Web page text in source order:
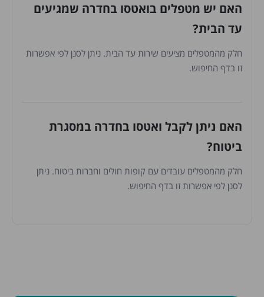
האם יש מטפלים בואטסו בחדרה שמגיעים
עד הבית?
חלק מהמטפלים מציעים שירות עד הבית. ניתן לסנן לפי אפשרות
זו בדף החיפוש.
האם ניתן לקבל ואטסו בחדרה במסגרת
ביטוח?
חלק מהמטפלים עובדים עם קופות חולים וחברות ביטוח. ניתן
לסנן לפי אפשרות זו בדף החיפוש.